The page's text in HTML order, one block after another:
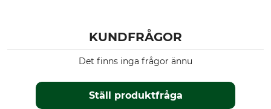
KUNDFRÅGOR
Ställ produktfråga
Det finns inga frågor ännu